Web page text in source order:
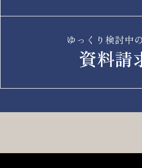
ゆっくり検討中
資料請